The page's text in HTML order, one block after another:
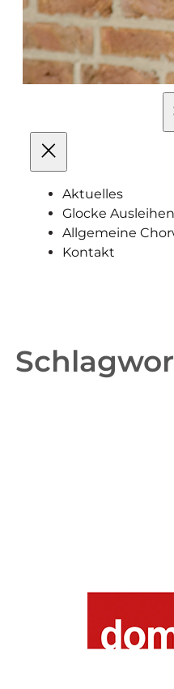
Aktuelles
Glocke Ausleihen
Allgemeine
Kontakt